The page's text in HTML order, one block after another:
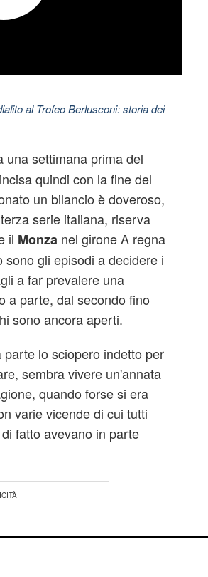
al Trofeo Berlusconi: storia dei
settimana prima del
quindi con la fine del
un bilancio è doveroso,
serie italiana, riserva
il Monza nel girone A regna
gli episodi a decidere i
a far prevalere una
a parte, dal secondo fino
sono ancora aperti.
lo sciopero indetto per
sembra vivere un'annata
quando forse si era
varie vicende di cui tutti
fatto avevano in parte